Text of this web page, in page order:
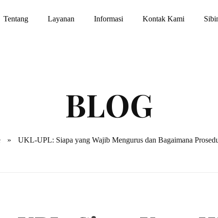
Tentang Layanan Informasi Kontak Kami
» UKL-UPL: Siapa yang Wajib Mengurus dan Bagaimana